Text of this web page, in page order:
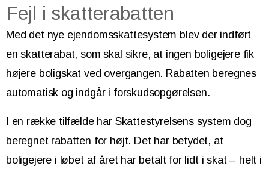
Fejl i skatterabatten
Med det nye ejendomsskattesystem blev der indført
en skatterabat, som skal sikre, at ingen boligejere fik
højere boligskat ved overgangen. Rabatten beregnes
automatisk og indgår i forskudsopgørelsen.
I en række tilfælde har Skattestyrelsens system dog
beregnet rabatten for højt. Det har betydet, at
boligejere i løbet af året har betalt for lidt i skat – helt i